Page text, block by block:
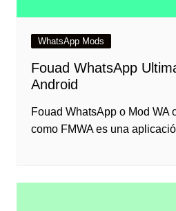
WhatsApp Mods
Fouad WhatsApp
Android
Fouad WhatsApp o Mod WA
como FMWA es una